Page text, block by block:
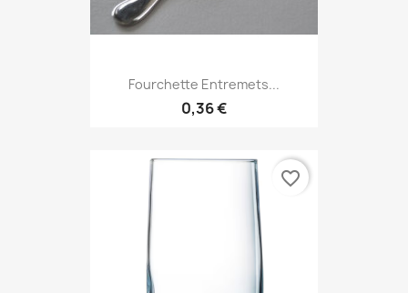
Fourchette Entremets...
0,36 €
favorite_border